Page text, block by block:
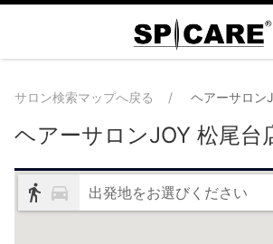
サロン検索マップへ戻る ヘアーサロン
ヘアーサロンJOY 松尾台
出発地をお選びください